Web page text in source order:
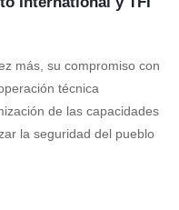
más, su compromiso con
técnica
de las capacidades
la seguridad del pueblo